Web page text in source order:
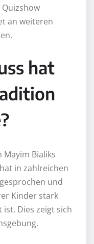
an weiteren
hat
Bialiks
in zahlreichen
und
Kinder stark
Dies zeigt sich